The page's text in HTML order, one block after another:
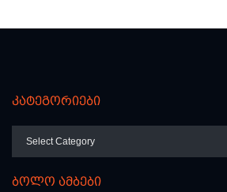
კატეგორიები
ბოლო ამბები